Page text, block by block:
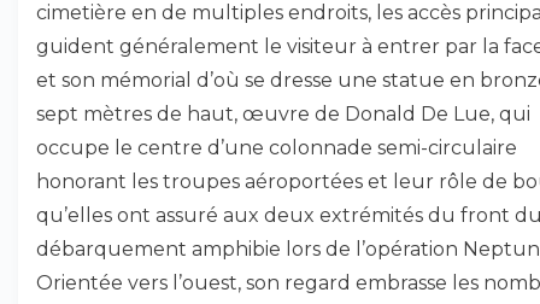
cimetière en de multiples endroits, les accès
guident généralement le visiteur à entrer par la
et son mémorial d’où se dresse une statue en
sept mètres de haut, œuvre de Donald De Lue, qui
occupe le centre d’une colonnade semi-circulaire
honorant les troupes aéroportées et leur rôle de
qu’elles ont assuré aux deux extrémités du front
débarquement amphibie lors de l’opération
Orientée vers l’ouest, son regard embrasse les